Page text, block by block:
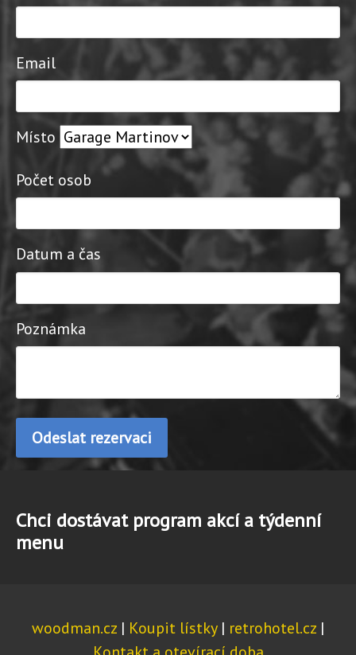
Email
Místo
Počet osob
Datum a čas
Poznámka
Chci dostávat program akcí a týdenní
menu
woodman.cz | Koupit lístky| retrohotel.cz |